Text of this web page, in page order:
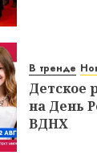
В тренде
Детское
на День
ВДНХ